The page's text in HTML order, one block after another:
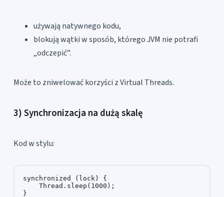
używają natywnego kodu,
blokują wątki w sposób, którego JVM nie potrafi
„odczepić”.
Może to zniwelować korzyści z Virtual Threads.
3) Synchronizacja na dużą skalę
Kod w stylu:
synchronized (lock) {
    Thread.sleep(1000);
}